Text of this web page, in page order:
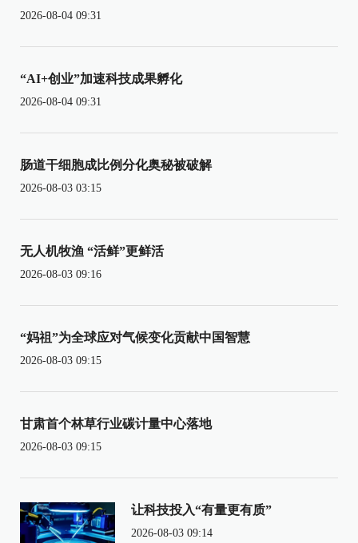
2026-08-04 09:31
“AI+创业”加速科技成果孵化
2026-08-04 09:31
肠道干细胞成比例分化奥秘被破解
2026-08-03 03:15
无人机牧渔 “活鲜”更鲜活
2026-08-03 09:16
“妈祖”为全球应对气候变化贡献中国智慧
2026-08-03 09:15
甘肃首个林草行业碳计量中心落地
2026-08-03 09:15
让科技投入“有量更有质”
2026-08-03 09:14